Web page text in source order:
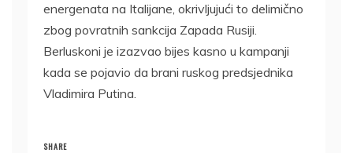
energenata na Italijane, okrivljujući to delimično
zbog povratnih sankcija Zapada Rusiji.
Berluskoni je izazvao bijes kasno u kampanji
kada se pojavio da brani ruskog predsjednika
Vladimira Putina.
SHARE